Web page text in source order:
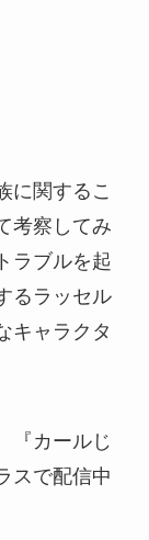
に関するこ
考察してみ
ラブルを起
るラッセル
キャラクタ
『カールじ
スで配信中